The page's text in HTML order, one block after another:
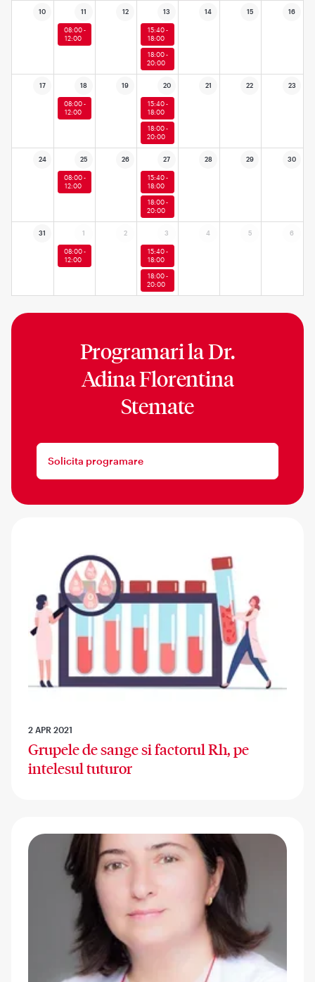
10 11 12 13 14 15 16
08:00 -
12:00
15:40 -
18:00
18:00 -
20:00
17 18 19 20 21 22 23
08:00 -
12:00
15:40 -
18:00
18:00 -
20:00
24 25 26 27 28 29 30
08:00 -
12:00
15:40 -
18:00
18:00 -
20:00
31 1 2 3 4 5 6
08:00 -
12:00
15:40 -
18:00
18:00 -
20:00
Programari laDr.
Adina Florentina
Stemate
Solicita programare
2 APR 2021
Grupele de sange si factorul Rh, pe
intelesul tuturor